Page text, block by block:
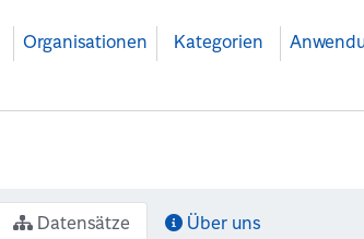
Organisationen Kategorien
Datensätze Über uns